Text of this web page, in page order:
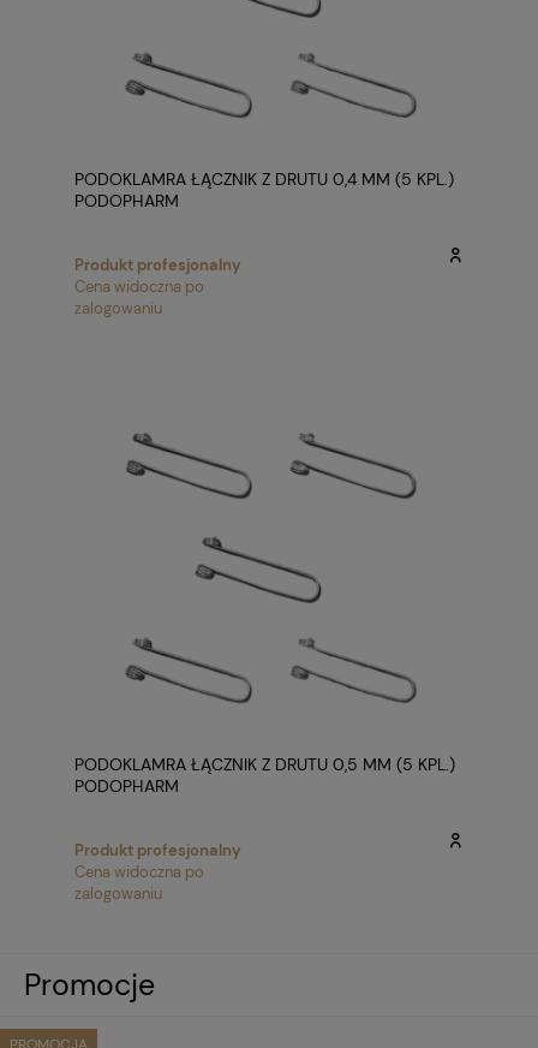
PODOKLAMRA ŁĄCZNIK Z DRUTU 0,4 MM (5 KPL.)
PODOPHARM
Produkt profesjonalny
Cena widoczna po
zalogowaniu
PODOKLAMRA ŁĄCZNIK Z DRUTU 0,5 MM (5 KPL.)
PODOPHARM
Produkt profesjonalny
Cena widoczna po
zalogowaniu
Promocje